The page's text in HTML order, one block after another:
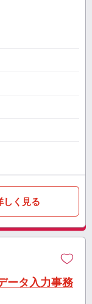
しく見る
ータ入力事務